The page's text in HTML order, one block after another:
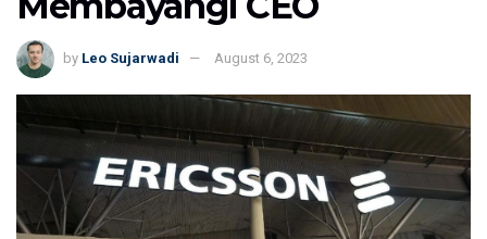
by Leo Sujarwadi August 6, 2023